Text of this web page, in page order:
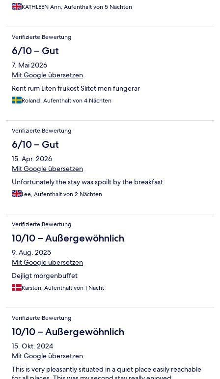
KATHLEEN Ann, Aufenthalt von 5 Nächten
Verifizierte Bewertung
6/10 – Gut
7. Mai 2026
Mit Google übersetzen
Rent rum Liten frukost Slitet men fungerar
Roland, Aufenthalt von 4 Nächten
Verifizierte Bewertung
6/10 – Gut
15. Apr. 2026
Mit Google übersetzen
Unfortunately the stay was spoilt by the breakfast
Lee, Aufenthalt von 2 Nächten
Verifizierte Bewertung
10/10 – Außergewöhnlich
9. Aug. 2025
Mit Google übersetzen
Dejligt morgenbuffet
Karsten, Aufenthalt von 1 Nacht
Verifizierte Bewertung
10/10 – Außergewöhnlich
15. Okt. 2024
Mit Google übersetzen
This is very pleasantly situated in a quiet place easily reachable